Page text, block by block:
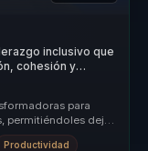
inclusivo que
cohesión y
para
permitiéndoles dejar
Productividad